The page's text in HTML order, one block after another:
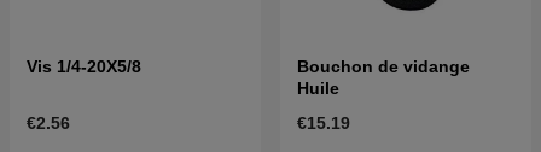
Vis 1/4-20X5/8
€2.56
Bouchon de vidange
Huile
€15.19